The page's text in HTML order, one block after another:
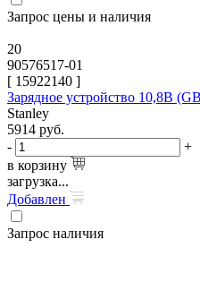
Запрос цены и наличия
20
90576517-01
[ 15922140 ]
Зарядное устройство 10,8В
Stanley
5914 руб.
-
+
в корзину
загрузка...
Добавлен
Запрос наличия